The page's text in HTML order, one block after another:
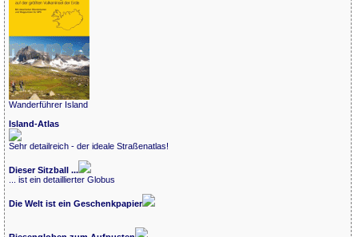
Wanderführer Island
Island-Atlas
Sehr detailreich - der ideale Straßenatlas!
Dieser Sitzball ...
... ist ein detaillierter Globus
Die Welt ist ein Geschenkpapier